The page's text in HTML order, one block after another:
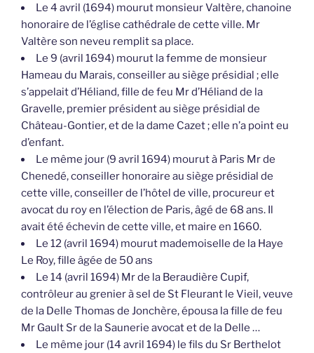
Le 4 avril (1694) mourut monsieur Valtère, chanoine
honoraire de l’église cathédrale de cette ville. Mr
Valtère son neveu remplit sa place.
Le 9 (avril 1694) mourut la femme de monsieur
Hameau du Marais, conseiller au siège présidial ; elle
s’appelait d’Héliand, fille de feu Mr d’Héliand de la
Gravelle, premier président au siège présidial de
Château-Gontier, et de la dame Cazet ; elle n’a point eu
d’enfant.
Le même jour (9 avril 1694) mourut à Paris Mr de
Chenedé, conseiller honoraire au siège présidial de
cette ville, conseiller de l’hôtel de ville, procureur et
avocat du roy en l’élection de Paris, âgé de 68 ans. Il
avait été échevin de cette ville, et maire en 1660.
Le 12 (avril 1694) mourut mademoiselle de la Haye
Le Roy, fille âgée de 50 ans
Le 14 (avril 1694) Mr de la Beraudière Cupif,
contrôleur au grenier à sel de St Fleurant le Vieil, veuve
de la Delle Thomas de Jonchère, épousa la fille de feu
Mr Gault Sr de la Saunerie avocat et de la Delle …
Le même jour (14 avril 1694) le fils du Sr Berthelot